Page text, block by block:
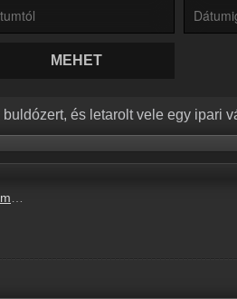
MEHET
és letarolt vele egy ipari